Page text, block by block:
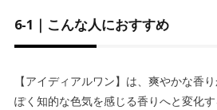
6-1｜こんな人におすすめ
【アイディアルワン】は、爽やかな香
ぽく知的な色気を感じる香りへと変化